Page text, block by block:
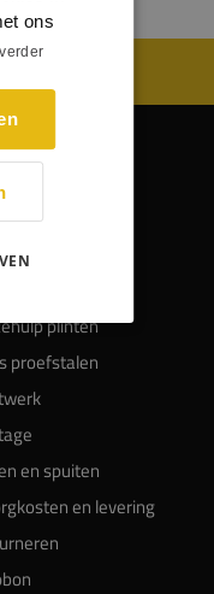
plinten
proefstalen
en spuiten
en levering
ons